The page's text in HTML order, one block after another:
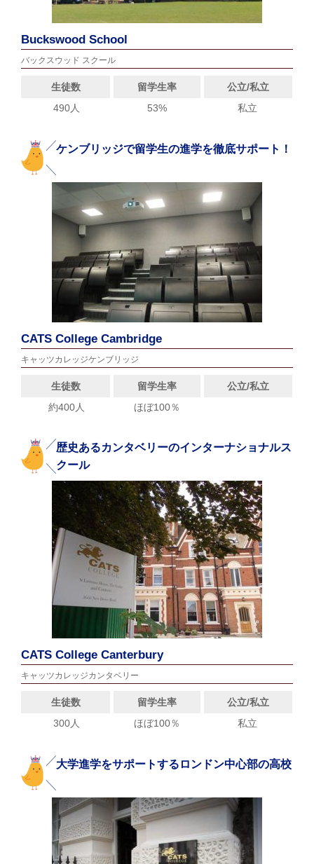
Buckswood School
バックスウッド スクール
生徒数 留学生率
公立/私立
490人
53% 私立
ケンブリッジで留学生の進学を徹底サポート！
CATS College Cambridge
キャッツカレッジケンブリッジ
生徒数 留学生率
公立/私立
約400人
ほぼ100％
歴史あるカンタベリーのインターナショナルス
クール
CATS College Canterbury
キャッツカレッジカンタベリー
生徒数 留学生率
公立/私立
300人
ほぼ100％ 私立
大学進学をサポートするロンドン中心部の高校